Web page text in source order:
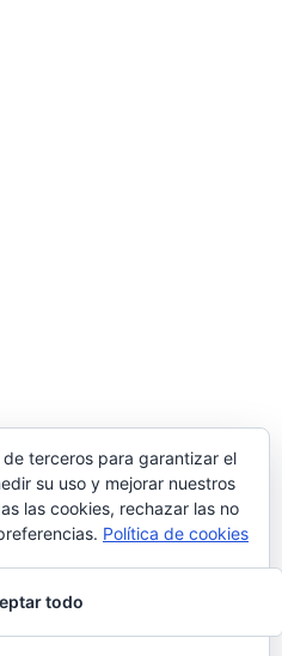
terceros para garantizar el
su uso y mejorar nuestros
las cookies, rechazar las no
Política de cookies
todo